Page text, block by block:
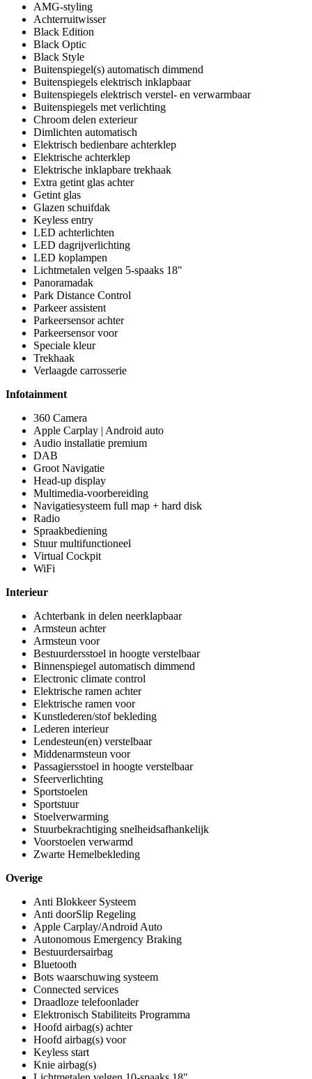
AMG-styling
Achterruitwisser
Black Edition
Black Optic
Black Style
Buitenspiegel(s) automatisch dimmend
Buitenspiegels elektrisch inklapbaar
Buitenspiegels elektrisch verstel- en verwarmbaar
Buitenspiegels met verlichting
Chroom delen exterieur
Dimlichten automatisch
Elektrisch bedienbare achterklep
Elektrische achterklep
Elektrische inklapbare trekhaak
Extra getint glas achter
Getint glas
Glazen schuifdak
Keyless entry
LED achterlichten
LED dagrijverlichting
LED koplampen
Lichtmetalen velgen 5-spaaks 18"
Panoramadak
Park Distance Control
Parkeer assistent
Parkeersensor achter
Parkeersensor voor
Speciale kleur
Trekhaak
Verlaagde carrosserie
Infotainment
360 Camera
Apple Carplay | Android auto
Audio installatie premium
DAB
Groot Navigatie
Head-up display
Multimedia-voorbereiding
Navigatiesysteem full map + hard disk
Radio
Spraakbediening
Stuur multifunctioneel
Virtual Cockpit
WiFi
Interieur
Achterbank in delen neerklapbaar
Armsteun achter
Armsteun voor
Bestuurdersstoel in hoogte verstelbaar
Binnenspiegel automatisch dimmend
Electronic climate control
Elektrische ramen achter
Elektrische ramen voor
Kunstlederen/stof bekleding
Lederen interieur
Lendesteun(en) verstelbaar
Middenarmsteun voor
Passagiersstoel in hoogte verstelbaar
Sfeerverlichting
Sportstoelen
Sportstuur
Stoelverwarming
Stuurbekrachtiging snelheidsafhankelijk
Voorstoelen verwarmd
Zwarte Hemelbekleding
Overige
Anti Blokkeer Systeem
Anti doorSlip Regeling
Apple Carplay/Android Auto
Autonomous Emergency Braking
Bestuurdersairbag
Bluetooth
Bots waarschuwing systeem
Connected services
Draadloze telefoonlader
Elektronisch Stabiliteits Programma
Hoofd airbag(s) achter
Hoofd airbag(s) voor
Keyless start
Knie airbag(s)